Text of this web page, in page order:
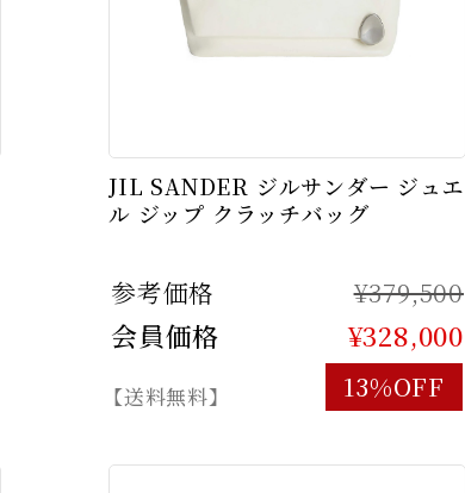
JIL SANDER ジルサンダー ジュエ
ル ジップ クラッチバッグ
参考価格 ¥379,500
会員価格 ¥328,000
【送料無料】 13%OFF